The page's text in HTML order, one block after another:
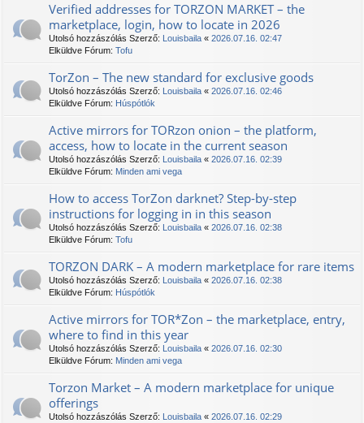
Verified addresses for TORZON MARKET – the
marketplace, login, how to locate in 2026
Utolsó hozzászólás Szerző: Louisbaila « 2026.07.16. 02:47
Elküldve Fórum: Tofu
TorZon – The new standard for exclusive goods
Utolsó hozzászólás Szerző: Louisbaila « 2026.07.16. 02:46
Elküldve Fórum: Húspótlók
Active mirrors for TORzon onion – the platform,
access, how to locate in the current season
Utolsó hozzászólás Szerző: Louisbaila « 2026.07.16. 02:39
Elküldve Fórum: Minden ami vega
How to access TorZon darknet? Step-by-step
instructions for logging in in this season
Utolsó hozzászólás Szerző: Louisbaila « 2026.07.16. 02:38
Elküldve Fórum: Tofu
TORZON DARK – A modern marketplace for rare items
Utolsó hozzászólás Szerző: Louisbaila « 2026.07.16. 02:38
Elküldve Fórum: Húspótlók
Active mirrors for TOR*Zon – the marketplace, entry,
where to find in this year
Utolsó hozzászólás Szerző: Louisbaila « 2026.07.16. 02:30
Elküldve Fórum: Minden ami vega
Torzon Market – A modern marketplace for unique
offerings
Utolsó hozzászólás Szerző: Louisbaila « 2026.07.16. 02:29